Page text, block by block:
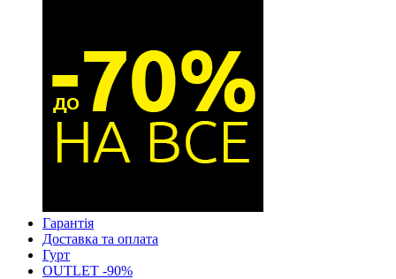
Гарантія
Доставка та оплата
Гурт
OUTLET -90%